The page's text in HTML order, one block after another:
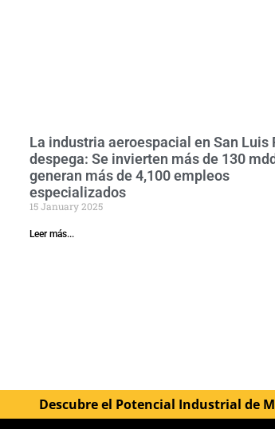
La industria aeroespacial en San Luis
despega: Se invierten más de 130
generan más de 4,100 empleos
especializados
15 January 2025
Leer más...
Descubre el Potencial Industrial de